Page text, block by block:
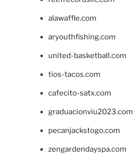
alawaffle.com
aryouthfishing.com
united-basketball.com
tios-tacos.com
cafecito-satx.com
graduacionviu2023.com
pecanjackstogo.com
zengardendayspa.com